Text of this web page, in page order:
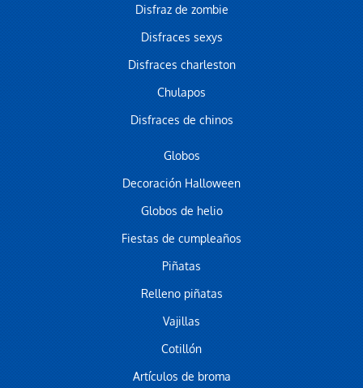
Disfraz de zombie
Disfraces sexys
Disfraces charleston
Chulapos
Disfraces de chinos
Globos
Decoración Halloween
Globos de helio
Fiestas de cumpleaños
Piñatas
Relleno piñatas
Vajillas
Cotillón
Artículos de broma